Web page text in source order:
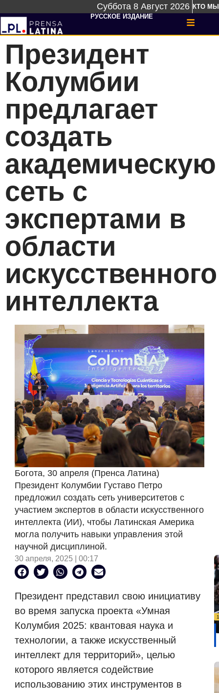
Суббота 8 Август 2026 КТО МЫ
РУССКОЕ ИЗДАНИЕ
Президент
Колумбии
предлагает
создать
академическую
сеть с
экспертами в
области
искусственного
интеллекта
Богота, 30 апреля (Пренса Латина)
Президент Колумбии Густаво Петро
предложил создать сеть университетов с
участием экспертов в области искусственного
интеллекта (ИИ), чтобы Латинская Америка
могла получить навыки управления этой
научной дисциплиной.
30 апреля, 2025 | 00:17
Президент представил свою инициативу
во время запуска проекта «Умная
Колумбия 2025: квантовая наука и
технологии, а также искусственный
интеллект для территорий», целью
которого является содействие
использованию этих инструментов в